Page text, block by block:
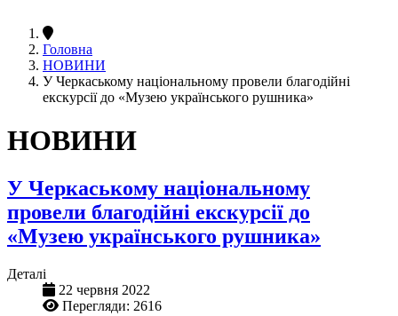
Головна
НОВИНИ
У Черкаському національному провели благодійні
екскурсії до «Музею українського рушника»
НОВИНИ
У Черкаському національному
провели благодійні екскурсії до
«Музею українського рушника»
Деталі
22 червня 2022
Перегляди: 2616